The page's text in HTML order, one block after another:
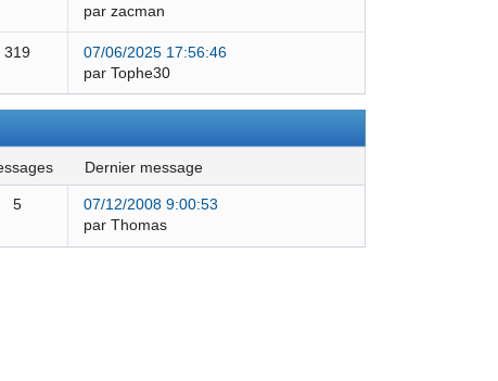
par zacman
319
07/06/2025 17:56:46
par Tophe30
dernier message
5
07/12/2008 9:00:53
par Thomas